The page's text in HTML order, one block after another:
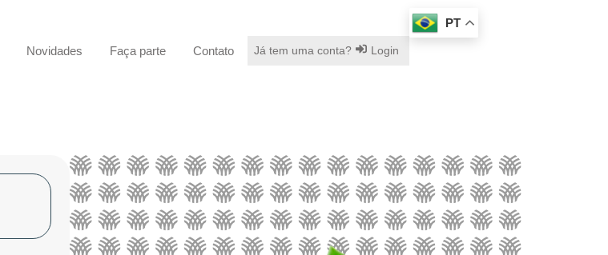
Novidades Faça parte Contato Já tem uma conta? Login
PT